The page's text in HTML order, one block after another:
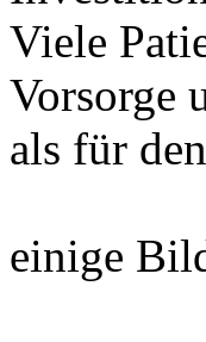
Viele
Vorsorge
als für
einige